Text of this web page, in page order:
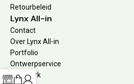
Retourbeleid
Lynx All-in
Contact
Over Lynx All-in
Portfolio
Ontwerpservice
Drukwerk